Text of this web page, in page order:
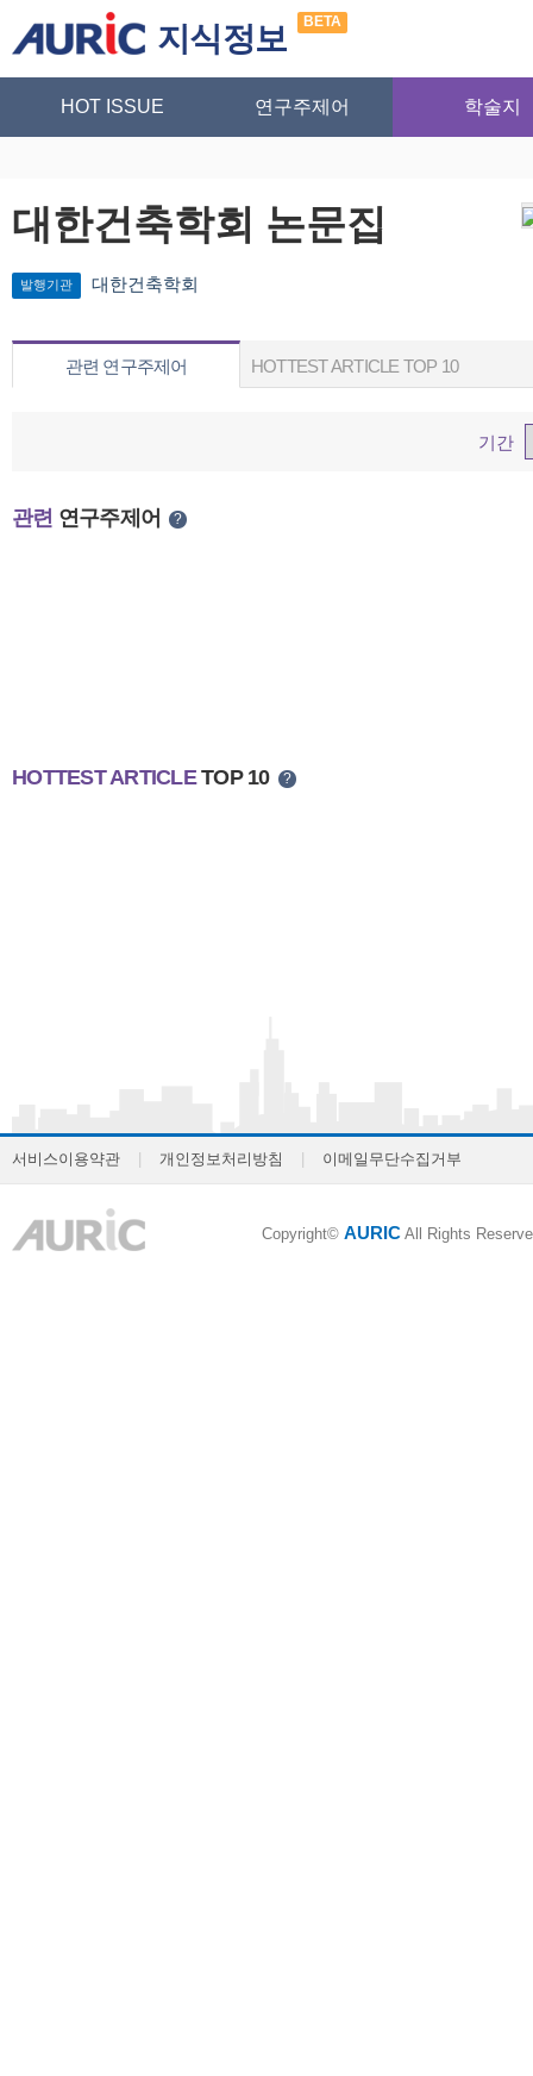
지식정보 BETA
HOT ISSUE 연구주제어 학술지
대한건축학회 논문집
발행기관 대한건축학회
관련 연구주제어 HOTTEST ARTICLE TOP 10
기간
관련 연구주제어 ?
HOTTEST ARTICLETOP 10 ?
서비스이용약관 개인정보처리방침 이메일무단수집거부
Copyright© AURIC All Rights